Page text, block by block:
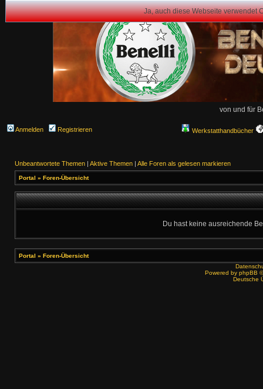
Ja, auch diese Webseite verwendet
von und für
Anmelden Registrieren Werkstatthandbücher
Unbeantwortete Themen | Aktive Themen | Alle Foren als gelesen markieren
Portal » Foren-Übersicht
Du hast keine ausreichende
Portal » Foren-Übersicht
Powered by phpBB
Deutsche